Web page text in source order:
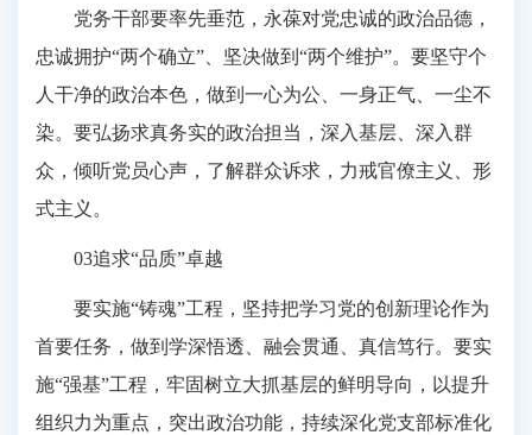
党务干部要率先垂范，永葆对党忠诚的政治品德，
忠诚拥护“两个确立”、坚决做到“两个维护”。要坚守个
人干净的政治本色，做到一心为公、一身正气、一尘不
染。要弘扬求真务实的政治担当，深入基层、深入群
众，倾听党员心声，了解群众诉求，力戒官僚主义、形
式主义。
03追求“品质”卓越
要实施“铸魂”工程，坚持把学习党的创新理论作为
首要任务，做到学深悟透、融会贯通、真信笃行。要实
施“强基”工程，牢固树立大抓基层的鲜明导向，以提升
组织力为重点，突出政治功能，持续深化党支部标准化